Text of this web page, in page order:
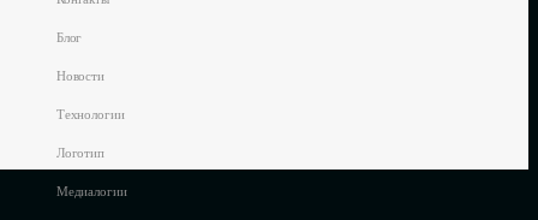
Блог
Новости
Технологии
Логотип
Медиалогии